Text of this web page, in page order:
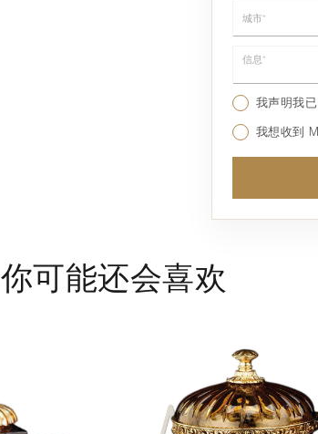
信息*
我声明我
我想收到
你可能还会喜欢